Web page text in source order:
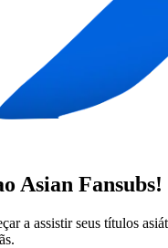
Asian Fansubs!
a assistir seus títulos